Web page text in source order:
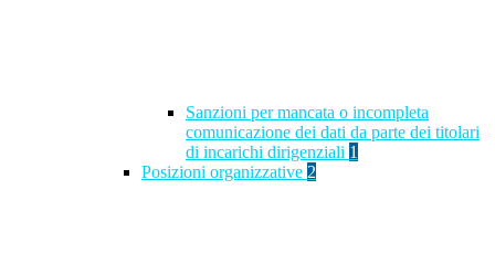
Sanzioni per mancata o incompleta
comunicazione dei dati da parte dei titolari
di incarichi dirigenziali 1
Posizioni organizzative 2